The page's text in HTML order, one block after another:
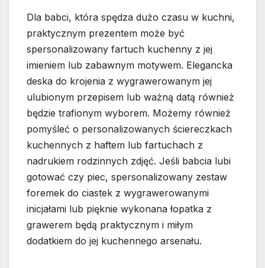
Dla babci, która spędza dużo czasu w kuchni,
praktycznym prezentem może być
spersonalizowany fartuch kuchenny z jej
imieniem lub zabawnym motywem. Elegancka
deska do krojenia z wygrawerowanym jej
ulubionym przepisem lub ważną datą również
będzie trafionym wyborem. Możemy również
pomyśleć o personalizowanych ściereczkach
kuchennych z haftem lub fartuchach z
nadrukiem rodzinnych zdjęć. Jeśli babcia lubi
gotować czy piec, spersonalizowany zestaw
foremek do ciastek z wygrawerowanymi
inicjałami lub pięknie wykonana łopatka z
grawerem będą praktycznym i miłym
dodatkiem do jej kuchennego arsenału.